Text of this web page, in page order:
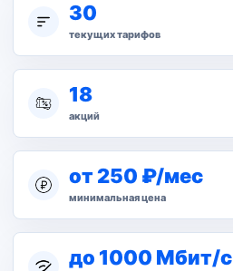
30
текущих тарифов
18
акций
от 250 ₽/мес
минимальная цена
до 1000 Мбит/с